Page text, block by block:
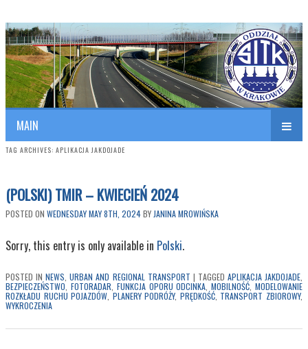
SITK RP Oddział w KRAKOWIE
Polish Association of Engineers & Technicians of Transportation
MAIN
TAG ARCHIVES: APLIKACJA JAKDOJADE
(POLSKI) TMIR – KWIECIEŃ 2024
POSTED ON WEDNESDAY MAY 8TH, 2024BY JANINA MROWIŃSKA
Sorry, this entry is only available in Polski.
POSTED IN NEWS ,URBAN AND REGIONAL TRANSPORT | TAGGED APLIKACJA JAKDOJADE
BEZPIECZEŃSTWO FOTORADAR FUNKCJA OPORU ODCINKA ,MOBILNOŚĆ ,MODELOWANIE
ROZKŁADU RUCHU POJAZDÓW PLANERY PODRÓŻY, PRĘDKOŚĆ, TRANSPORT ZBIOROWY,
WYKROCZENIA